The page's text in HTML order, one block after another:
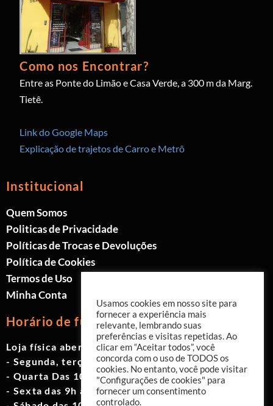
Como nos Encontrar?
Entre as Ponte do Limão e Casa Verde, a 300 m da Marg.
Tietê.
Link do Google Maps
Explicação de trajetos de Carro e Metrô
Institucional
Quem Somos
Politicas de Privacidade
Políticas de Trocas e Devoluções
Política de Cookies
Termos de Uso
Minha Conta
Horário de funcionamento
Loja física aberta de Segunda à Sábado.
- Segunda, terça e quinta das 9h às 19h
- Quarta Das 10h às 18h
- Sexta das 9h às 18h
Usamos cookies em nosso site para
fornecer a experiência mais
relevante, lembrando suas
preferências e visitas repetidas. Ao
clicar em “Aceitar todos”, você
concorda com o uso de TODOS os
cookies. No entanto, você pode visitar
"Configurações de cookies" para
fornecer um consentimento
controlado.